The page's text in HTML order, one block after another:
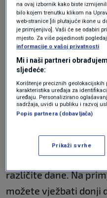
Ne
vježbanja
Oporavak i odmor
treninga. Dovoljno
omogućuje vam da
rezultirati lošijom
Usredotočite se na
različite dane. Na
možete vježbati donji
na ovaj izbornik kako biste
bilo kojem trenutku klikom na
web-stranice [ili plutajuće ikone u
je primjenjivo]. Vaši će se odabiri
mjesto. Za više pojedinosti
informacije o vašoj privatnosti
Mi i naši partneri
sljedeće:
Korištenje preciznih geolokacijskih
karakteristika uređaja za
uređaju. Personalizirano
sadržaja, uvidi u publiku i razvoj
Popis partnera (dobavljača)
Prikaži svrhe